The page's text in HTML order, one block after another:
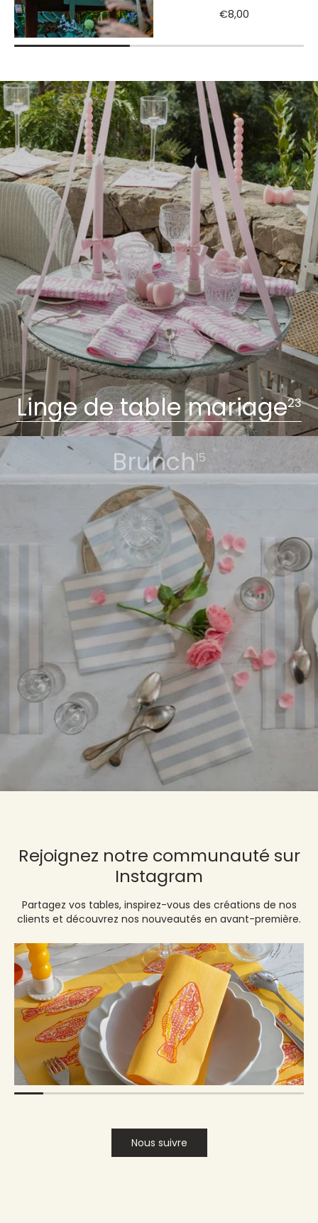
€8,00
Linge de table mariage23
Brunch15
Rejoignez notre communauté sur
Instagram
Partagez vos tables, inspirez-vous des créations de nos
clients et découvrez nos nouveautés en avant-première.
Nous suivre